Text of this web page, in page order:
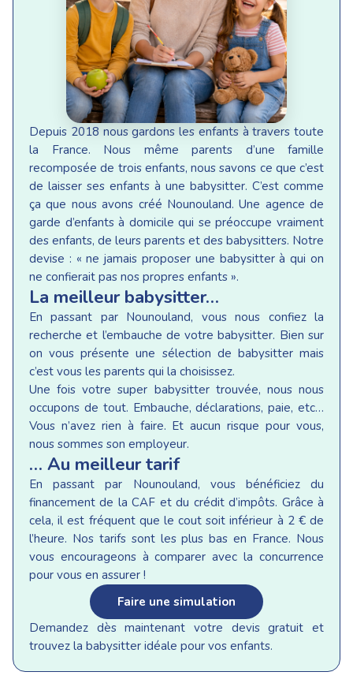
Depuis 2018 nous gardons les enfants à travers toute
la France. Nous même parents d’une famille
recomposée de trois enfants, nous savons ce que c’est
de laisser ses enfants à une babysitter. C’est comme
ça que nous avons créé Nounouland. Une agence de
garde d’enfants à domicile qui se préoccupe vraiment
des enfants, de leurs parents et des babysitters. Notre
devise : « ne jamais proposer une babysitter à qui on
ne confierait pas nos propres enfants ».
La meilleur babysitter…
En passant par Nounouland, vous nous confiez la
recherche et l’embauche de votre babysitter. Bien sur
on vous présente une sélection de babysitter mais
c’est vous les parents qui la choisissez.
Une fois votre super babysitter trouvée, nous nous
occupons de tout. Embauche, déclarations, paie, etc…
Vous n’avez rien à faire. Et aucun risque pour vous,
nous sommes son employeur.
… Au meilleur tarif
En passant par Nounouland, vous bénéficiez du
financement de la CAF et du crédit d’impôts. Grâce à
cela, il est fréquent que le cout soit inférieur à 2 € de
l’heure. Nos tarifs sont les plus bas en France. Nous
vous encourageons à comparer avec la concurrence
pour vous en assurer !
Faire une simulation
Demandez dès maintenant votre devis gratuit et
trouvez la babysitter idéale pour vos enfants.